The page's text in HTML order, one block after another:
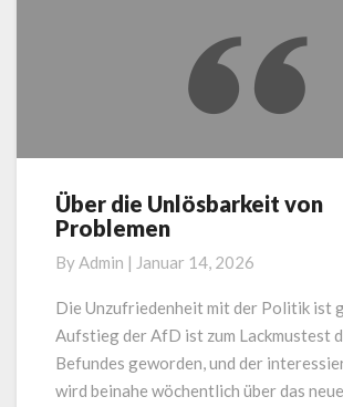
Über
die
Unlösbarkeit
von
Problemen
Über die Unlösbarkeit von
Problemen
ByAdmin | Januar 14, 2026
Die Unzufriedenheit mit der Politik ist
Aufstieg der AfD ist zum Lackmustest
Befundes geworden, und der
wird beinahe wöchentlich über das